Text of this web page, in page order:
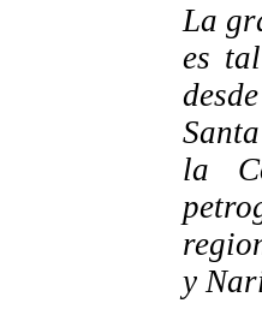
La
es
la
y